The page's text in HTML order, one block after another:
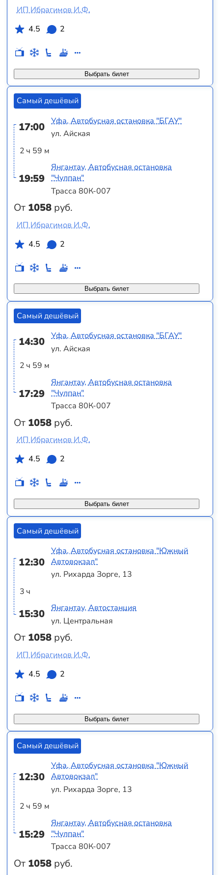
Выбрать билет
ИП Ибрагимов И.Ф.
4.5
2
Самый дешёвый
17:00
2 ч 59 м
19:59
От 1058 руб.
Уфа, Автобусная остановка "БГАУ"
ул. Айская
Янгантау, Автобусная остановка
"Чулпан"
Трасса 80К-007
Выбрать билет
ИП Ибрагимов И.Ф.
4.5
2
Самый дешёвый
14:30
2 ч 59 м
17:29
От 1058 руб.
Уфа, Автобусная остановка "БГАУ"
ул. Айская
Янгантау, Автобусная остановка
"Чулпан"
Трасса 80К-007
Выбрать билет
ИП Ибрагимов И.Ф.
4.5
2
Самый дешёвый
12:30
3 ч
15:30
От 1058 руб.
Уфа, Автобусная остановка "Южный
Автовокзал"
ул. Рихарда Зорге, 13
Янгантау, Автостанция
ул. Центральная
Выбрать билет
ИП Ибрагимов И.Ф.
4.5
2
Самый дешёвый
12:30
2 ч 59 м
15:29
От 1058 руб.
Уфа, Автобусная остановка "Южный
Автовокзал"
ул. Рихарда Зорге, 13
Янгантау, Автобусная остановка
"Чулпан"
Трасса 80К-007